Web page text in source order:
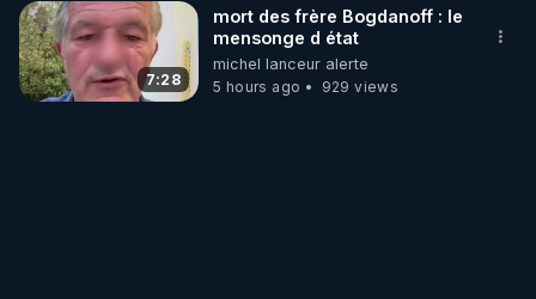
A DROITE SUR "SOUTENIR" (CROWDBUNKER).
https://crowdbunker.com/@bestofcomputer
7:28
mort des frère Bogdanoff : le
mensonge d état
michel lanceur alerte
5 hours ago
929 views